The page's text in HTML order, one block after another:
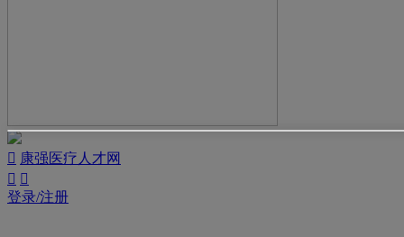
 康强医疗人才网
 
登录/注册